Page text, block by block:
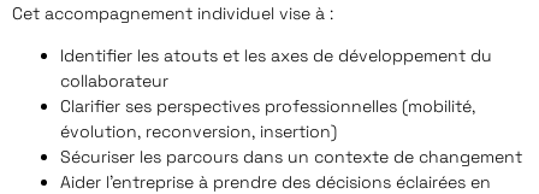
Cet accompagnement individuel vise à :
Identifier les atouts et les axes de développement du
collaborateur
Clarifier ses perspectives professionnelles (mobilité,
évolution, reconversion, insertion)
Sécuriser les parcours dans un contexte de changement
Aider l’entreprise à prendre des décisions éclairées en